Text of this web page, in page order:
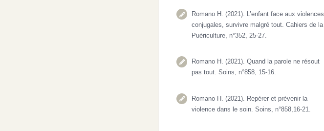
Romano H. (2021). L’enfant face aux violences
conjugales, survivre malgré tout. Cahiers de la
Puériculture, n°352, 25-27.
Romano H. (2021). Quand la parole ne résout
pas tout. Soins, n°858, 15-16.
Romano H. (2021). Repérer et prévenir la
violence dans le soin. Soins, n°858,16-21.